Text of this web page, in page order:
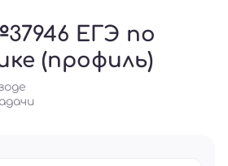
ЕГЭ по
(профиль)